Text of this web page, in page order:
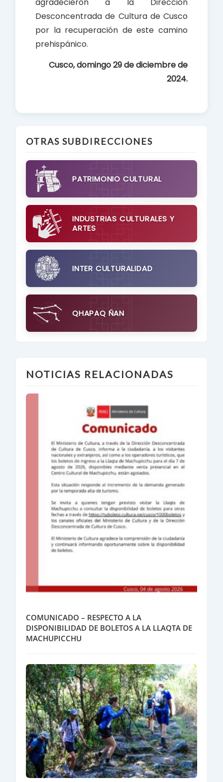
Desconcentrada de Cultura de Cusco
por la recuperación de este camino
prehispánico.
Cusco, domingo 29 de diciembre de
2024.
OTRAS SUBDIRECCIONES
PATRIMONIO CULTURAL
INDUSTRIAS CULTURALES Y
ARTES
INTER CULTURALIDAD
QHAPAQ ÑAN
NOTICIAS RELACIONADAS
COMUNICADO – RESPECTO A LA
DISPONIBILIDAD DE BOLETOS A LA LLAQTA DE
MACHUPICCHU